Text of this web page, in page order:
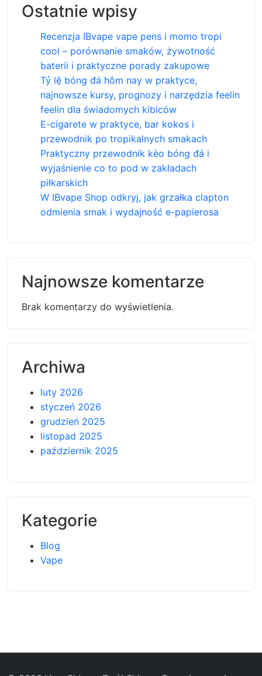
Ostatnie wpisy
Recenzja IBvape vape pens i momo tropi
cool – porównanie smaków, żywotność
baterii i praktyczne porady zakupowe
Tỷ lệ bóng đá hôm nay w praktyce,
najnowsze kursy, prognozy i narzędzia feelin
feelin dla świadomych kibiców
E-cigarete w praktyce, bar kokos i
przewodnik po tropikalnych smakach
Praktyczny przewodnik kèo bóng đá i
wyjaśnienie co to pod w zakładach
piłkarskich
W IBvape Shop odkryj, jak grzałka clapton
odmienia smak i wydajność e-papierosa
Najnowsze komentarze
Brak komentarzy do wyświetlenia.
Archiwa
luty 2026
styczeń 2026
grudzień 2025
listopad 2025
październik 2025
Kategorie
Blog
Vape